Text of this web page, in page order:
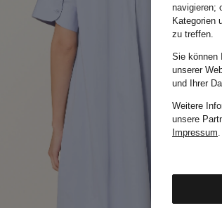
navigieren;
Kategorien
zu treffen.
Sie können
unserer
und Ihrer
Weitere
unsere
Impressum.